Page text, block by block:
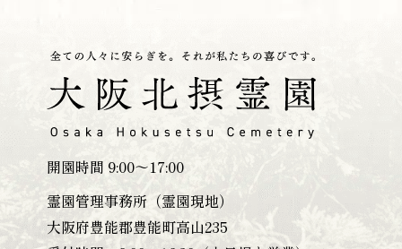
開園時間 9:00～17:00
霊園管理事務所（霊園現地）
大阪府豊能郡豊能町高山235